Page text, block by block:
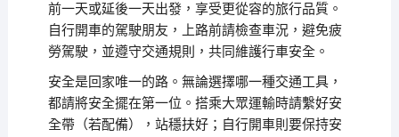
前一天或延後一天出發，享受更從容的旅行品質。
自行開車的駕駛朋友，上路前請檢查車況，避免疲
勞駕駛，並遵守交通規則，共同維護行車安全。
安全是回家唯一的路。無論選擇哪一種交通工具，
都請將安全擺在第一位。搭乘大眾運輸時請繫好安
全帶（若配備），站穩扶好；自行開車則要保持安